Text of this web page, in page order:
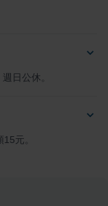
日公休。
元。